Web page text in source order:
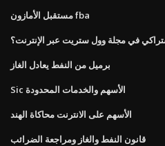
مستقبل الأمازون fba
في مجلة وول ستريت عبر الإنترنت؟
برميل من النفط يعادل الغاز
Sic الأسهم والخدمات المحدودة
الأسهم على الانترنت محاكاة الهند
قانون النفط والغاز ومراجعة الضرائب